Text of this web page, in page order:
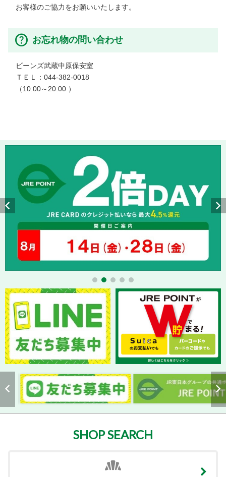
お客様のご協力をお願いいたします。
お忘れ物の問い合わせ
ビーンズ武蔵中原保安室
ＴＥＬ：044-382-0018
（10:00～20:00 ）
SHOP SEARCH